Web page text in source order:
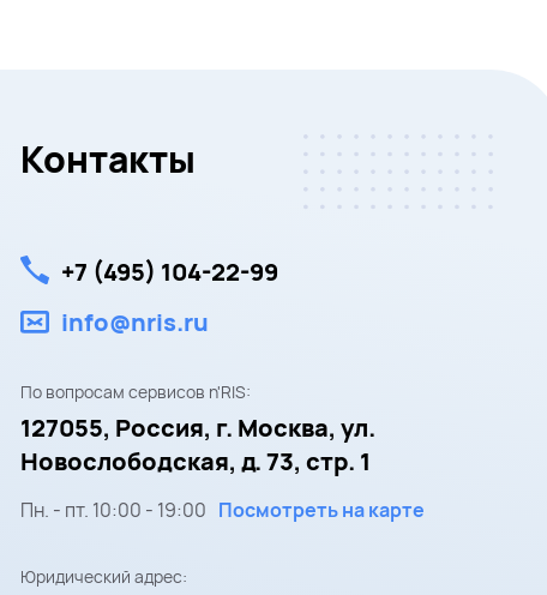
Контакты
+7 (495) 104-22-99
info@nris.ru
По вопросам сервисов n'RIS:
127055, Россия, г. Москва, ул.
Новослободская, д. 73, стр. 1
Пн. - пт. 10:00 - 19:00 Посмотреть на карте
Юридический адрес: